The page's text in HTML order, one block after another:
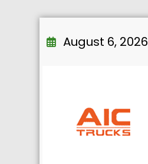
to
August 6, 2026